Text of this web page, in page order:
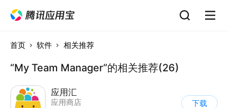
首页 软件 相关推荐
“My Team Manager”的相关推荐(26)
应用汇
应用商店
下载